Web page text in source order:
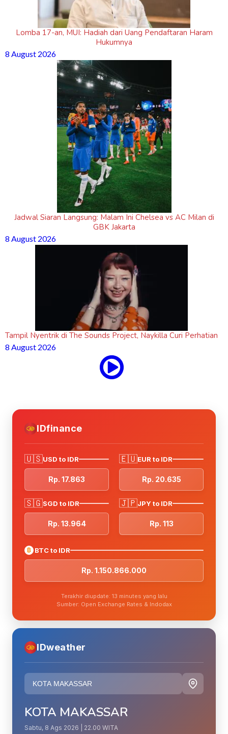
Lomba 17-an, MUI: Hadiah dari Uang Pendaftaran Haram
Hukumnya
8 August 2026
Jadwal Siaran Langsung: Malam Ini Chelsea vs AC Milan di
GBK Jakarta
8 August 2026
Tampil Nyentrik di The Sounds Project, Naykilla Curi Perhatian
8 August 2026
IDfinance
🇺🇸USD to IDR
Rp. 17.863
🇪🇺EUR to IDR
Rp. 20.635
🇸🇬SGD to IDR
Rp. 13.964
🇯🇵JPY to IDR
Rp. 113
₿ BTC to IDR
Rp. 1.150.866.000
Terakhir diupdate: 13 minutes yang lalu
Sumber: Open Exchange Rates & Indodax
IDweather
KOTA MAKASSAR
Sabtu, 8 Ags 2026 | 22.00 WITA